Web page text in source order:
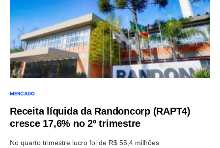
MERCADO
Receita líquida da Randoncorp (RAPT4)
cresce 17,6% no 2º trimestre
No quarto trimestre lucro foi de R$ 55,4 milhões